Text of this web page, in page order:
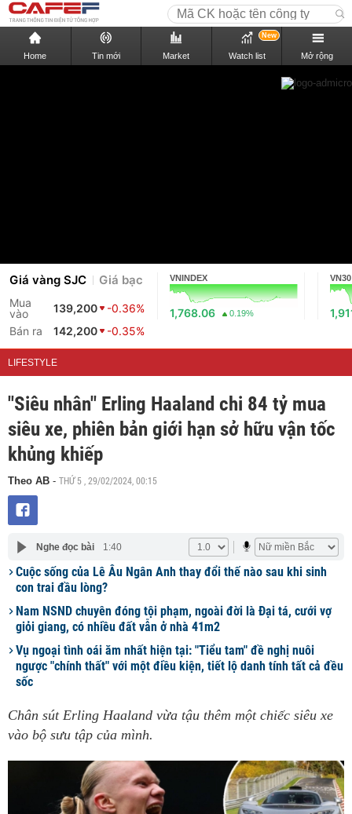
Home Tin mới Market Watch list
New
Mở rộng
Giá vàng SJC Giá bạc
Mua
vào
139,200
-0.36%
Bán ra
142,200 -0.35%
VNINDEX
1,768.06 0.19%
VN30
LIFESTYLE
"Siêu nhân" Erling Haaland chi 84 tỷ mua
siêu xe, phiên bản giới hạn sở hữu vận tốc
khủng khiếp
Theo AB - THỨ 5 , 29/02/2024, 00:15
Nghe đọc bài 1:40
Cuộc sống của Lê Âu Ngân Anh thay đổi thế nào sau khi sinh
con trai đầu lòng?
Nam NSND chuyên đóng tội phạm, ngoài đời là Đại tá, cưới vợ
giỏi giang, có nhiều đất vẫn ở nhà 41m2
Vụ ngoại tình oái ăm nhất hiện tại: "Tiểu tam" đề nghị nuôi
ngược "chính thất" với một điều kiện, tiết lộ danh tính tất cả đều
sốc
Chân sút Erling Haaland vừa tậu thêm một chiếc siêu xe
vào bộ sưu tập của mình.